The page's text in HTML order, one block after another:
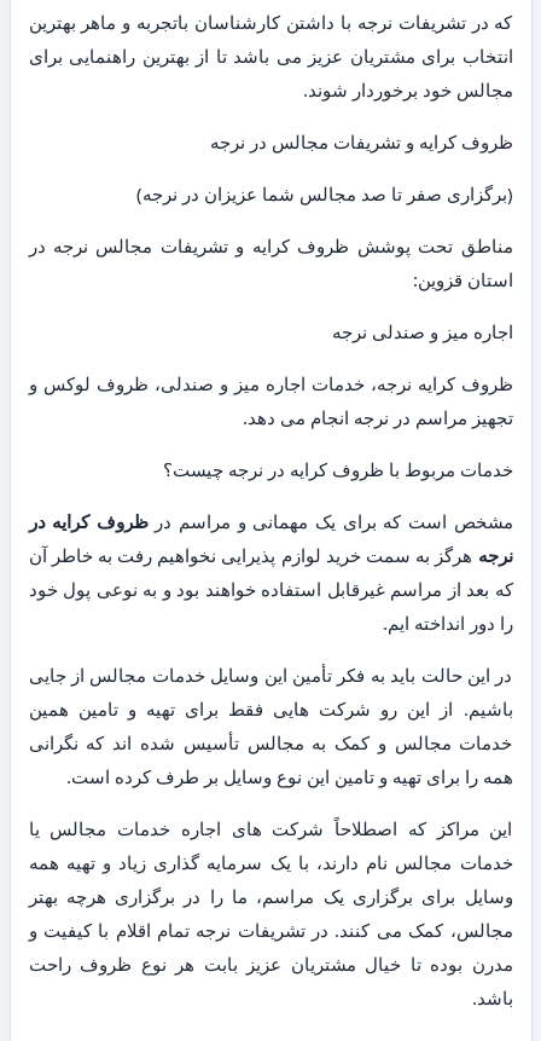
که در تشریفات نرجه با داشتن کارشناسان باتجربه و ماهر بهترین
انتخاب برای مشتریان عزیز می باشد تا از بهترین راهنمایی برای
مجالس خود برخوردار شوند.
ظروف کرایه و تشریفات مجالس در نرجه
(برگزاری صفر تا صد مجالس شما عزیزان در نرجه)
مناطق تحت پوشش ظروف کرایه و تشریفات مجالس نرجه در
استان قزوین:
اجاره میز و صندلی نرجه
ظروف کرایه نرجه، خدمات اجاره میز و صندلی، ظروف لوکس و
تجهیز مراسم در نرجه انجام می دهد.
خدمات مربوط با ظروف کرایه در نرجه چیست؟
مشخص است که برای یک مهمانی و مراسم درظروف کرایه در
نرجه هرگز به سمت خرید لوازم پذیرایی نخواهیم رفت به خاطر آن
که بعد از مراسم غیرقابل استفاده خواهند بود و به نوعی پول خود
را دور انداخته ایم.
در این حالت باید به فکر تأمین این وسایل خدمات مجالس از جایی
باشیم. از این رو شرکت هایی فقط برای تهیه و تامین همین
خدمات مجالس و کمک به مجالس تأسیس شده اند که نگرانی
همه را برای تهیه و تامین این نوع وسایل بر طرف کرده است.
این مراکز که اصطلاحاً شرکت های اجاره خدمات مجالس یا
خدمات مجالس نام دارند، با یک سرمایه گذاری زیاد و تهیه همه
وسایل برای برگزاری یک مراسم، ما را در برگزاری هرچه بهتر
مجالس، کمک می کنند. در تشریفات نرجه تمام اقلام با کیفیت و
مدرن بوده تا خیال مشتریان عزیز بابت هر نوع ظروف راحت
باشد.